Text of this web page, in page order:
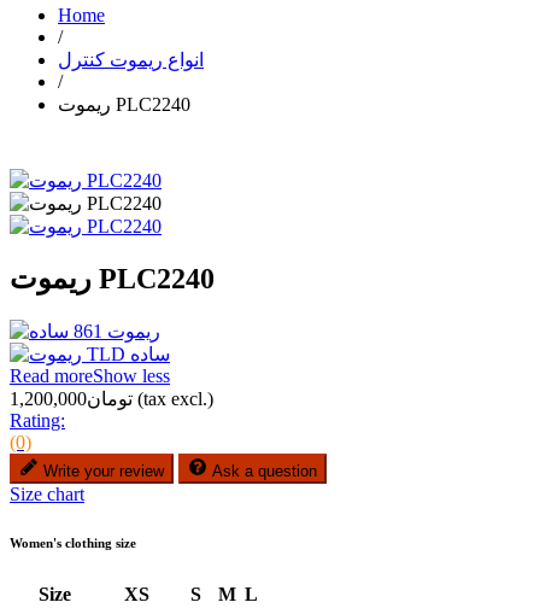
Home
/
انواع ریموت کنترل
/
ریموت PLC2240
ریموت PLC2240
Read moreShow less
تومان1,200,000 (tax excl.)
Rating:
(0)
Write your review Ask a question
Size chart
Women's clothing size
Size XS S M L